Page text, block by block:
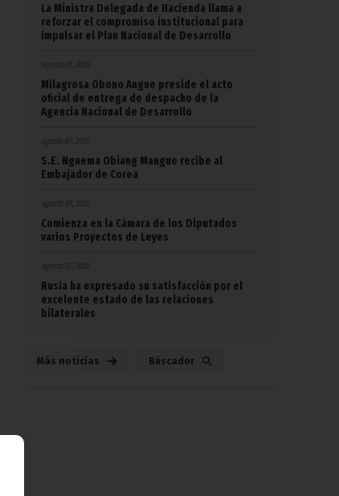
La Ministra Delegada de Hacienda llama a
reforzar el compromiso institucional para
impulsar el Plan Nacional de Desarrollo
agosto 07, 2026
Milagrosa Obono Angue preside el acto
oficial de entrega de despacho de la
Agencia Nacional de Desarrollo
agosto 07, 2026
S.E. Nguema Obiang Mangue recibe al
Embajador de Corea
agosto 07, 2026
Comienza en la Cámara de los Diputados
varios Proyectos de Leyes
agosto 07, 2026
Rusia ha expresado su satisfacción por el
excelente estado de las relaciones
bilaterales
Más noticias Búscador